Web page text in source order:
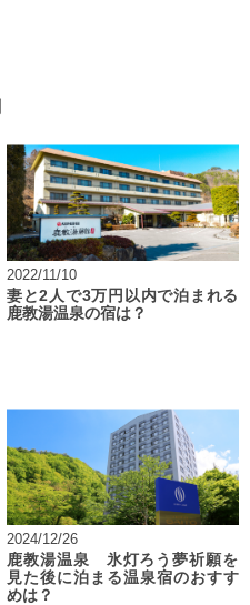
2022/11/10
妻と2人で3万円以内で泊まれる
鹿教湯温泉の宿は？
2024/12/26
鹿教湯温泉 氷灯ろう夢祈願を
見た後に泊まる温泉宿のおすす
めは？